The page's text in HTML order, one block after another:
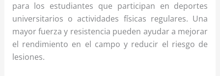
para los estudiantes que participan en deportes
universitarios o actividades físicas regulares. Una
mayor fuerza y resistencia pueden ayudar a mejorar
el rendimiento en el campo y reducir el riesgo de
lesiones.